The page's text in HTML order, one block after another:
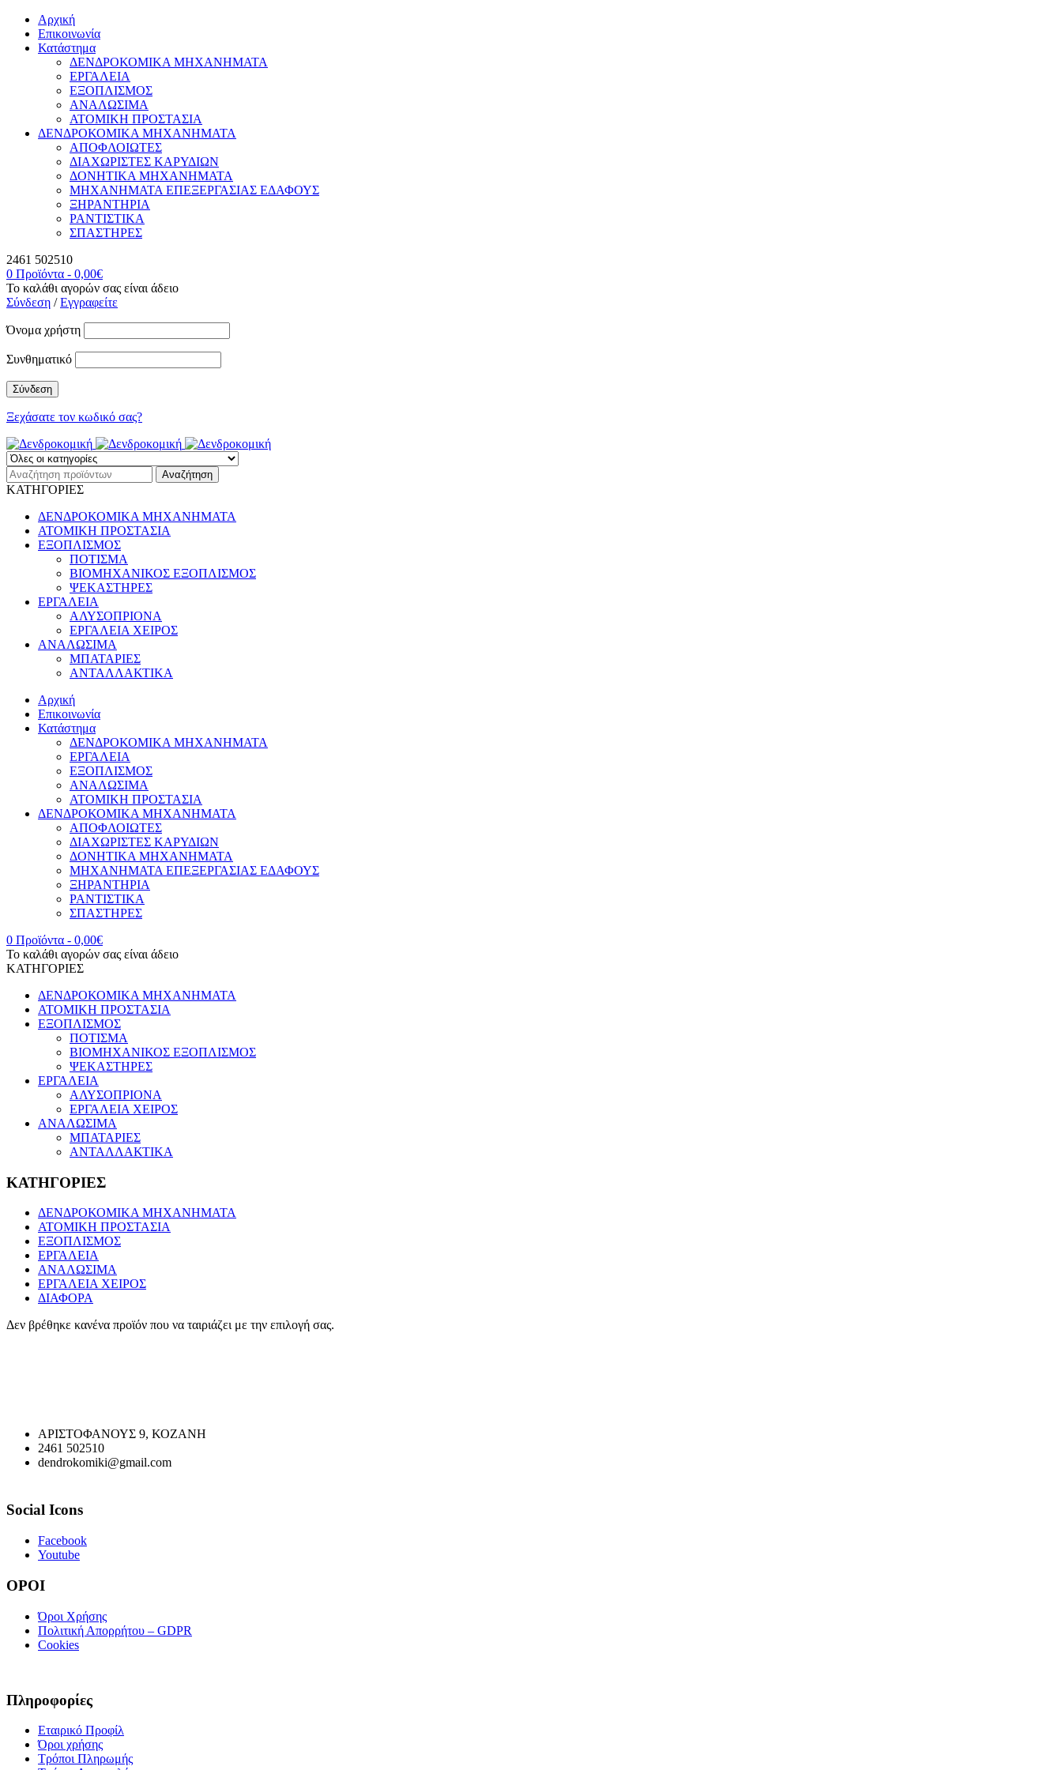
Αρχική
Επικοινωνία
Κατάστημα
ΔΕΝΔΡΟΚΟΜΙΚΑ ΜΗΧΑΝΗΜΑΤΑ
ΕΡΓΑΛΕΙΑ
ΕΞΟΠΛΙΣΜΟΣ
ΑΝΑΛΩΣΙΜΑ
ΑΤΟΜΙΚΗ ΠΡΟΣΤΑΣΙΑ
ΔΕΝΔΡΟΚΟΜΙΚΑ ΜΗΧΑΝΗΜΑΤΑ
ΑΠΟΦΛΟΙΩΤΕΣ
ΔΙΑΧΩΡΙΣΤΕΣ ΚΑΡΥΔΙΩΝ
ΔΟΝΗΤΙΚΑ ΜΗΧΑΝΗΜΑΤΑ
ΜΗΧΑΝΗΜΑΤΑ ΕΠΕΞΕΡΓΑΣΙΑΣ ΕΔΑΦΟΥΣ
ΞΗΡΑΝΤΗΡΙΑ
ΡΑΝΤΙΣΤΙΚΑ
ΣΠΑΣΤΗΡΕΣ
2461 502510
0 Προϊόντα - 0,00€
Το καλάθι αγορών σας είναι άδειο
Σύνδεση /Εγγραφείτε
Όνομα χρήστη
Συνθηματικό
Ξεχάσατε τον κωδικό σας?
ΚΑΤΗΓΟΡΙΕΣ
ΔΕΝΔΡΟΚΟΜΙΚΑ ΜΗΧΑΝΗΜΑΤΑ
ΑΤΟΜΙΚΗ ΠΡΟΣΤΑΣΙΑ
ΕΞΟΠΛΙΣΜΟΣ
ΠΟΤΙΣΜΑ
ΒΙΟΜΗΧΑΝΙΚΟΣ ΕΞΟΠΛΙΣΜΟΣ
ΨΕΚΑΣΤΗΡΕΣ
ΕΡΓΑΛΕΙΑ
ΑΛΥΣΟΠΡΙΟΝΑ
ΕΡΓΑΛΕΙΑ ΧΕΙΡΟΣ
ΑΝΑΛΩΣΙΜΑ
ΜΠΑΤΑΡΙΕΣ
ΑΝΤΑΛΛΑΚΤΙΚΑ
Αρχική
Επικοινωνία
Κατάστημα
ΔΕΝΔΡΟΚΟΜΙΚΑ ΜΗΧΑΝΗΜΑΤΑ
ΕΡΓΑΛΕΙΑ
ΕΞΟΠΛΙΣΜΟΣ
ΑΝΑΛΩΣΙΜΑ
ΑΤΟΜΙΚΗ ΠΡΟΣΤΑΣΙΑ
ΔΕΝΔΡΟΚΟΜΙΚΑ ΜΗΧΑΝΗΜΑΤΑ
ΑΠΟΦΛΟΙΩΤΕΣ
ΔΙΑΧΩΡΙΣΤΕΣ ΚΑΡΥΔΙΩΝ
ΔΟΝΗΤΙΚΑ ΜΗΧΑΝΗΜΑΤΑ
ΜΗΧΑΝΗΜΑΤΑ ΕΠΕΞΕΡΓΑΣΙΑΣ ΕΔΑΦΟΥΣ
ΞΗΡΑΝΤΗΡΙΑ
ΡΑΝΤΙΣΤΙΚΑ
ΣΠΑΣΤΗΡΕΣ
0 Προϊόντα - 0,00€
Το καλάθι αγορών σας είναι άδειο
ΚΑΤΗΓΟΡΙΕΣ
ΔΕΝΔΡΟΚΟΜΙΚΑ ΜΗΧΑΝΗΜΑΤΑ
ΑΤΟΜΙΚΗ ΠΡΟΣΤΑΣΙΑ
ΕΞΟΠΛΙΣΜΟΣ
ΠΟΤΙΣΜΑ
ΒΙΟΜΗΧΑΝΙΚΟΣ ΕΞΟΠΛΙΣΜΟΣ
ΨΕΚΑΣΤΗΡΕΣ
ΕΡΓΑΛΕΙΑ
ΑΛΥΣΟΠΡΙΟΝΑ
ΕΡΓΑΛΕΙΑ ΧΕΙΡΟΣ
ΑΝΑΛΩΣΙΜΑ
ΜΠΑΤΑΡΙΕΣ
ΑΝΤΑΛΛΑΚΤΙΚΑ
ΚΑΤΗΓΟΡΙΕΣ
ΔΕΝΔΡΟΚΟΜΙΚΑ ΜΗΧΑΝΗΜΑΤΑ
ΑΤΟΜΙΚΗ ΠΡΟΣΤΑΣΙΑ
ΕΞΟΠΛΙΣΜΟΣ
ΕΡΓΑΛΕΙΑ
ΑΝΑΛΩΣΙΜΑ
ΕΡΓΑΛΕΙΑ ΧΕΙΡΟΣ
ΔΙΑΦΟΡΑ
Δεν βρέθηκε κανένα προϊόν που να ταιριάζει με την επιλογή σας.
ΑΡΙΣΤΟΦΑΝΟΥΣ 9, ΚΟΖΑΝΗ
2461 502510
dendrokomiki@gmail.com
Social Icons
Facebook
Youtube
ΟΡΟΙ
Όροι Χρήσης
Πολιτική Απορρήτου – GDPR
Cookies
Πληροφορίες
Εταιρικό Προφίλ
Όροι χρήσης
Τρόποι Πληρωμής